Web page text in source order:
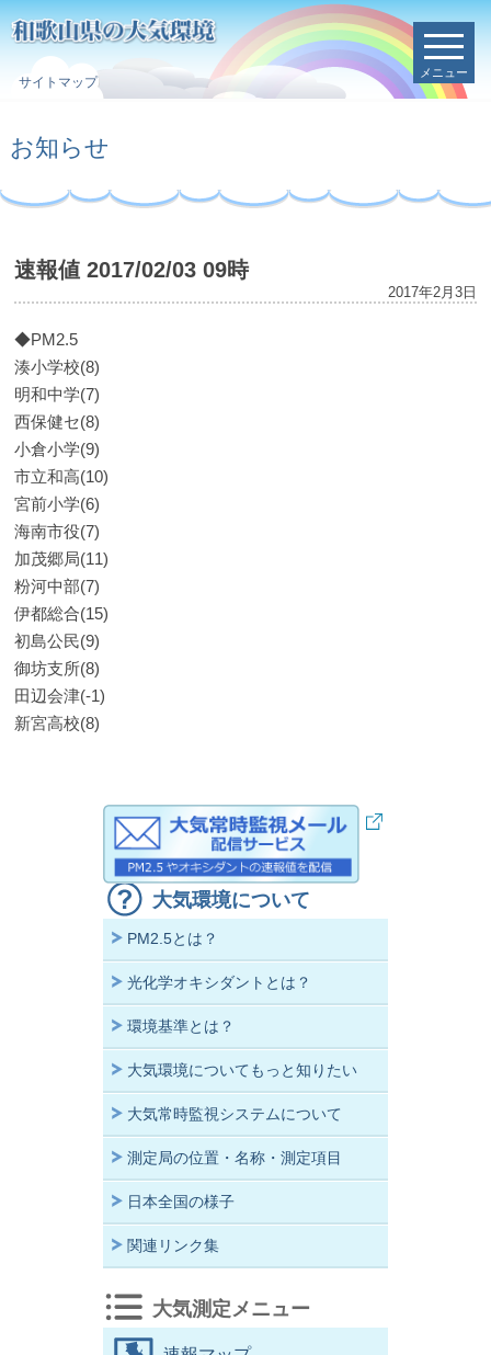
サイトマップ
メニュー
お知らせ
速報値 2017/02/03 09時
2017年2月3日
◆PM2.5
湊小学校(8)
明和中学(7)
西保健セ(8)
小倉小学(9)
市立和高(10)
宮前小学(6)
海南市役(7)
加茂郷局(11)
粉河中部(7)
伊都総合(15)
初島公民(9)
御坊支所(8)
田辺会津(-1)
新宮高校(8)
大気環境について
PM2.5とは？
光化学オキシダントとは？
環境基準とは？
大気環境についてもっと知りたい
大気常時監視システムについて
測定局の位置・名称・測定項目
日本全国の様子
関連リンク集
大気測定メニュー